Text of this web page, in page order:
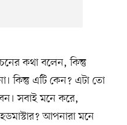
কথা বলেন, কিন্তু
কিন্তু এটি কেন? এটা তো
সবাই মনে করে,
আপনারা মনে